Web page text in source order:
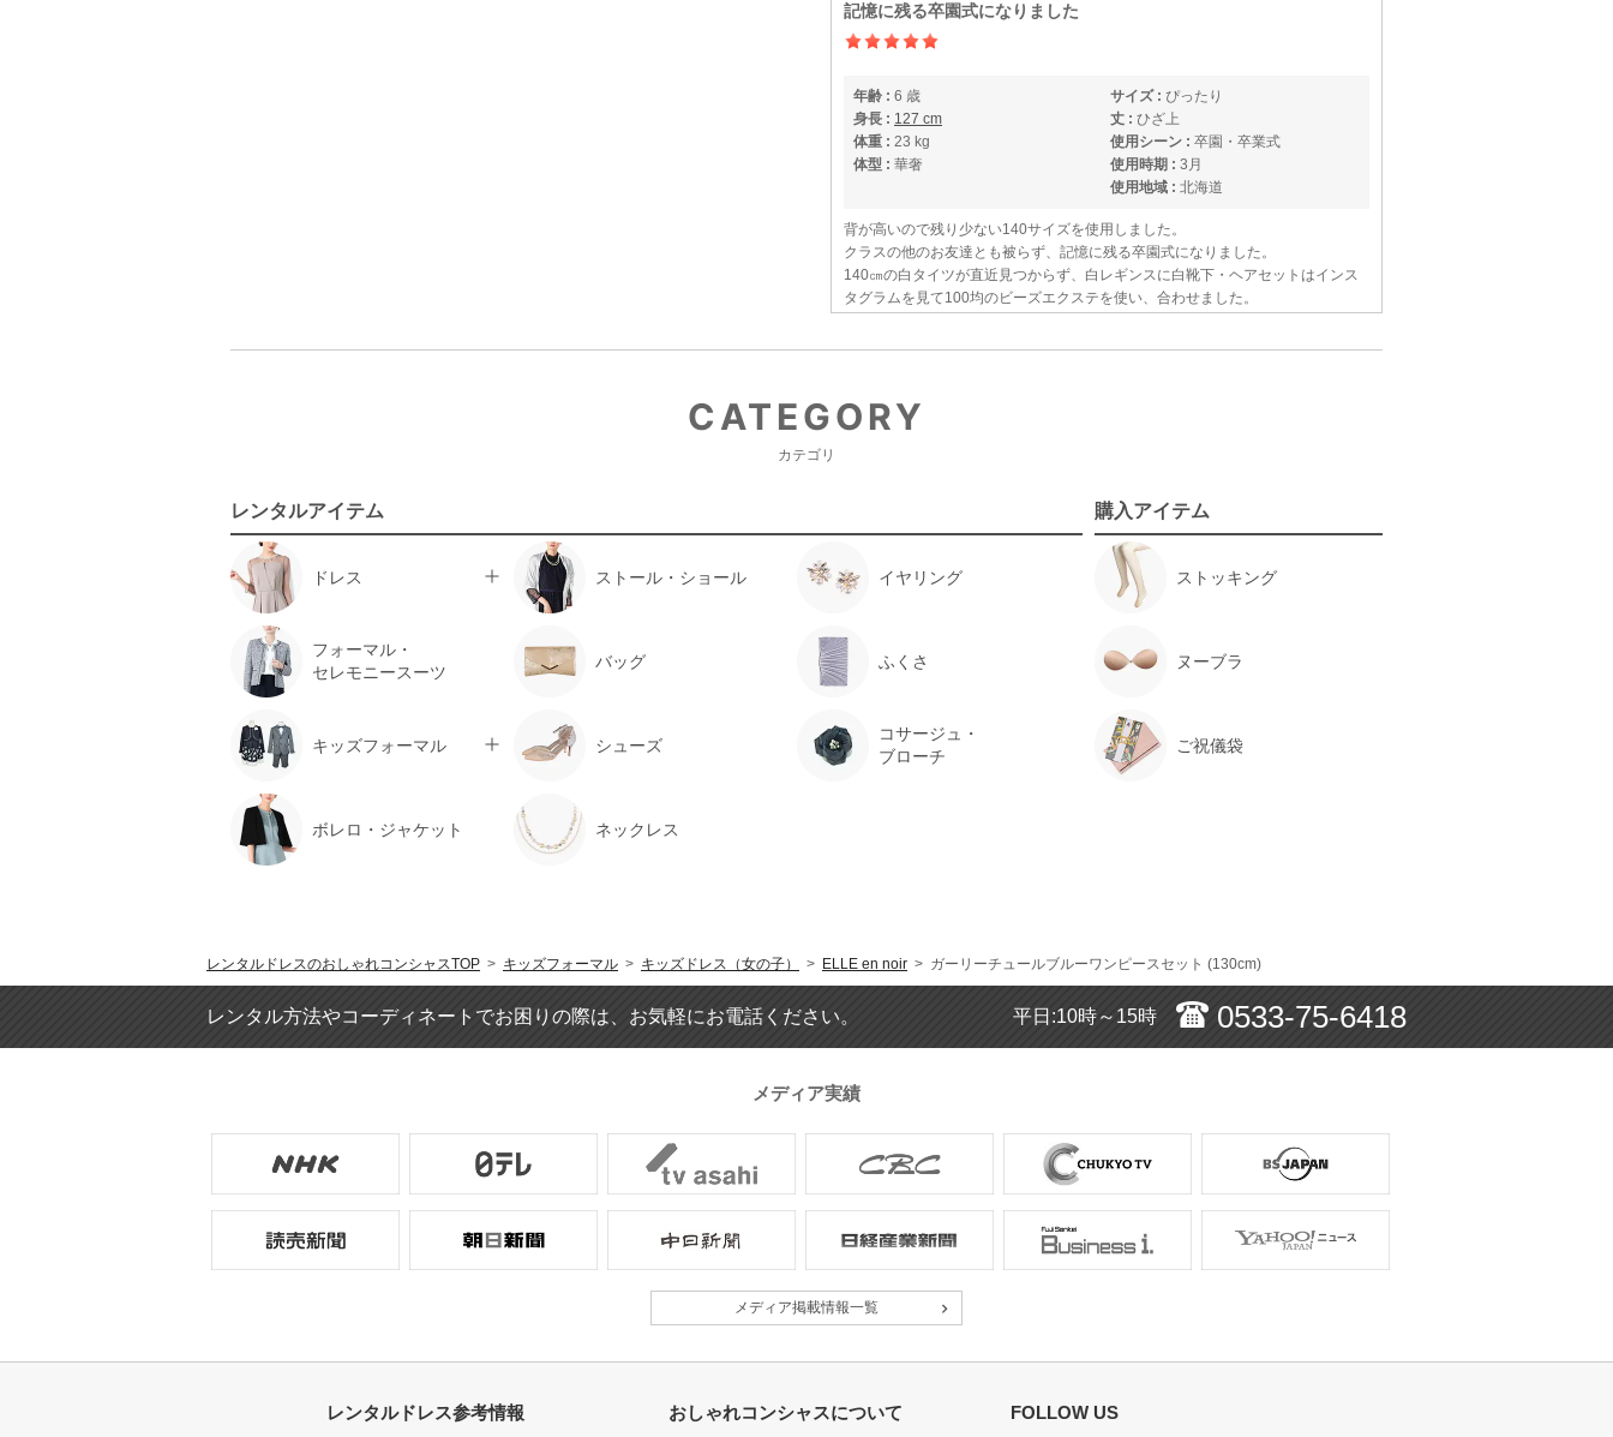
記憶に残る卒園式になりました
年齢 : 6 歳
身長 : 127 cm
体重 : 23 kg
体型 : 華奢
サイズ : ぴったり
丈 : ひざ上
使用シーン : 卒園・卒業式
使用時期 : 3月
使用地域 : 北海道
背が高いので残り少ない140サイズを使用しました。
クラスの他のお友達とも被らず、記憶に残る卒園式になりました。
140㎝の白タイツが直近見つからず、白レギンスに白靴下・ヘアセットはインス
タグラムを見て100均のビーズエクステを使い、合わせました。
娘も気に入って着てくれました
年齢 :
8 歳
サイズ :
ぴったり
使用時期 :
使用地域 :
埼玉県
UNITED ARROWS
年齢 :8 歳
身長 : 130 cm
サイズ :ぴったり
ひざ丈
使用シーン :
レンタルさせて頂いた商品どれもとても良い状態のもので、またサービスの利用
CATEGORY
カテゴリ
レンタルアイテム
ドレス ストール・ショール イヤリング
フォーマル・
セレモニースーツ
バッグ ふくさ
キッズフォーマル シューズ
コサージュ・
ブローチ
ボレロ・ジャケット ネックレス
購入アイテム
ストッキング
ヌーブラ
ご祝儀袋
レンタルドレスのおしゃれコンシャスTOP > キッズフォーマル > キッズドレス（女の子） > ELLE en noir > ガーリーチュールブルーワンピースセット (130cm)
レンタル方法やコーディネートでお困りの際は、お気軽にお電話ください。 平日:10時～15時 0533-75-6418
メディア実績
メディア掲載情報一覧
レンタルドレス参考情報 おしゃれコンシャスについて FOLLOW US